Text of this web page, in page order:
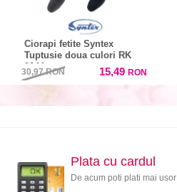
Ciorapi fetite Syntex
Tuptusie doua culori RK
0244
30,97RON 15,49 RON
Plata cu cardul
De acum poti plati mai usor